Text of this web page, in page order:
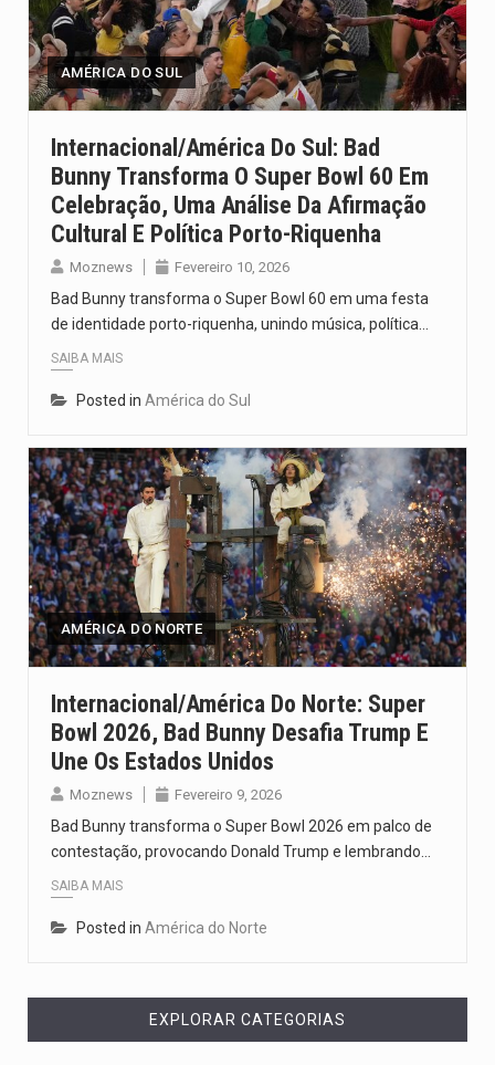
Segundo as autoridades canadianas, mais de 200 incêndios florestais continuam…
De acordo com as autoridades de saúde da Faixa de…
Cover photo suggestion (in English): A police officer outside a…
O Senado dos Estados Unidos aprovou, no dia 7 de…
AMÉRICA DO SUL
Internacional/América Do Sul: Bad
Bunny Transforma O Super Bowl 60 Em
Celebração, Uma Análise Da Afirmação
Cultural E Política Porto-Riquenha
Moznews Fevereiro 10, 2026
Bad Bunny transforma o Super Bowl 60 em uma festa
de identidade porto-riquenha, unindo música, política…
SAIBA MAIS
Posted in América do Sul
AMÉRICA DO NORTE
Internacional/América Do Norte: Super
Bowl 2026, Bad Bunny Desafia Trump E
Une Os Estados Unidos
Moznews Fevereiro 9, 2026
Bad Bunny transforma o Super Bowl 2026 em palco de
contestação, provocando Donald Trump e lembrando…
SAIBA MAIS
Posted in América do Norte
EXPLORAR CATEGORIAS